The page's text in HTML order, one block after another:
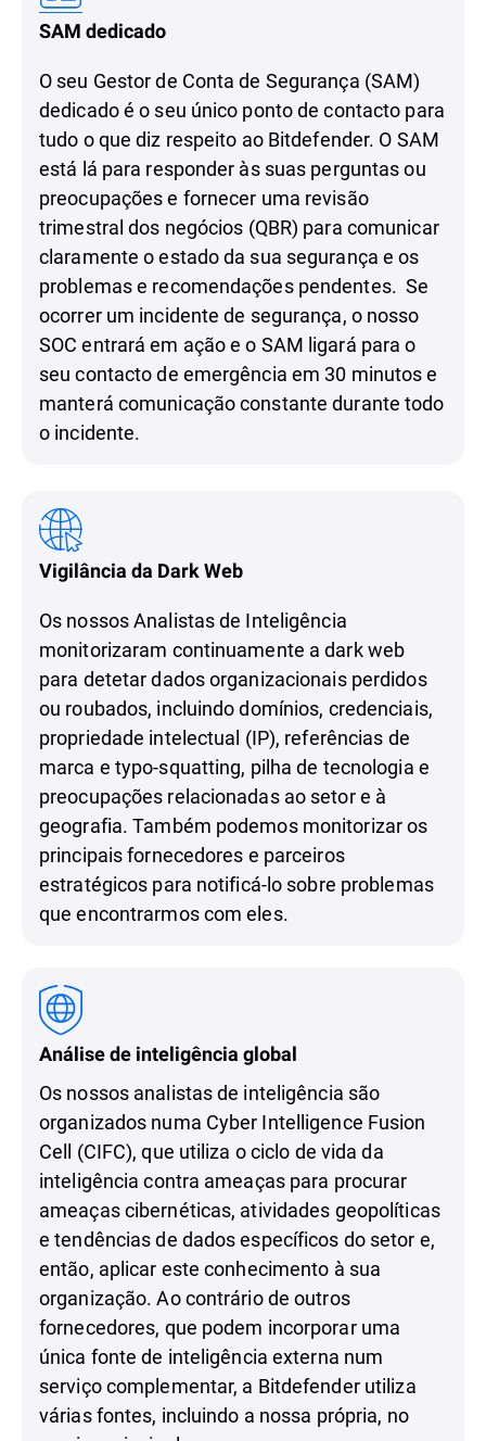
SAM dedicado
O seu Gestor de Conta de Segurança (SAM)
dedicado é o seu único ponto de contacto para
tudo o que diz respeito ao Bitdefender. O SAM
está lá para responder às suas perguntas ou
preocupações e fornecer uma revisão
trimestral dos negócios (QBR) para comunicar
claramente o estado da sua segurança e os
problemas e recomendações pendentes. Se
ocorrer um incidente de segurança, o nosso
SOC entrará em ação e o SAM ligará para o
seu contacto de emergência em 30 minutos e
manterá comunicação constante durante todo
o incidente.
Vigilância da Dark Web
Os nossos Analistas de Inteligência
monitorizaram continuamente a dark web
para detetar dados organizacionais perdidos
ou roubados, incluindo domínios, credenciais,
propriedade intelectual (IP), referências de
marca e typo-squatting, pilha de tecnologia e
preocupações relacionadas ao setor e à
geografia. Também podemos monitorizar os
principais fornecedores e parceiros
estratégicos para notificá-lo sobre problemas
que encontrarmos com eles.
Análise de inteligência global
Os nossos analistas de inteligência são
organizados numa Cyber Intelligence Fusion
Cell (CIFC), que utiliza o ciclo de vida da
inteligência contra ameaças para procurar
ameaças cibernéticas, atividades geopolíticas
e tendências de dados específicos do setor e,
então, aplicar este conhecimento à sua
organização. Ao contrário de outros
fornecedores, que podem incorporar uma
única fonte de inteligência externa num
serviço complementar, a Bitdefender utiliza
várias fontes, incluindo a nossa própria, no